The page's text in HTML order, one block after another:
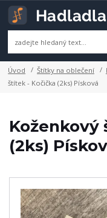
Úvod Štítky na oblečení
štítek - Kočička (2ks) Písková
Koženkový
(2ks)